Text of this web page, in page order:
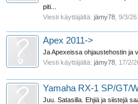
piti...
Viesti käyttäjältä: jämy78 9/3/26
Apex 2011->
Ja Apexeissa ohjaustehostin ja
Viesti käyttäjältä: jämy78 17/2/
Yamaha RX-1 SP/GT/
Juu. Satasilla. Ehjiä ja siistejä